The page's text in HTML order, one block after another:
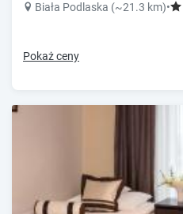
Biała Podlaska (~21.3 km)•
Pokaż ceny